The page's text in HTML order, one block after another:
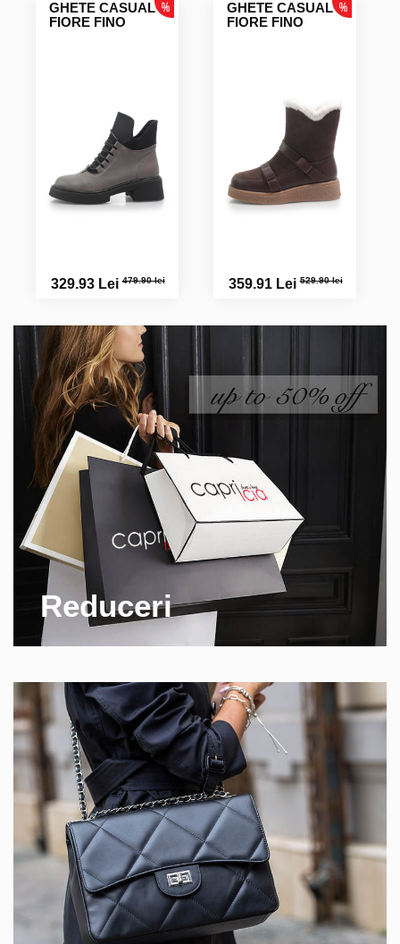
GHETE CASUAL
FIORE FINO
329.93 Lei479.90 lei
GHETE CASUAL
FIORE FINO
359.91 Lei529.90 lei
Reduceri